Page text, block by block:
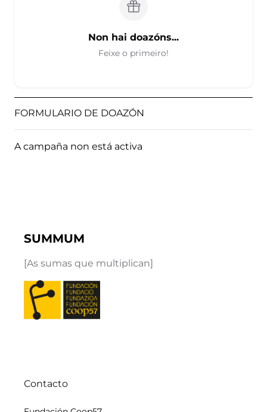
Non hai doazóns...
Feixe o primeiro!
FORMULARIO DE DOAZÓN
A campaña non está activa
SUMMUM
[As sumas que multiplican]
Contacto